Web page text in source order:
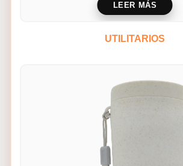
LEER MÁS
UTILITARIOS